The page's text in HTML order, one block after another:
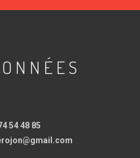
54 48 85